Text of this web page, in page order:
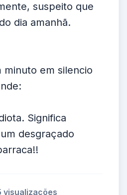
suspeito que
dia amanhã.
minuto em silencio
Significa
desgraçado
visualizações